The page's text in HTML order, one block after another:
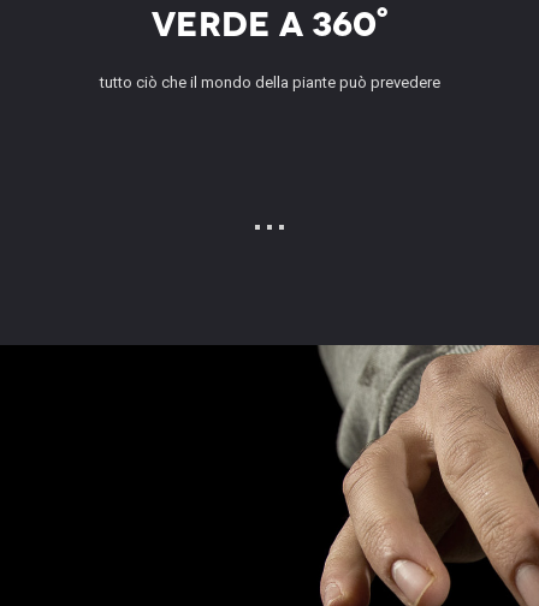
Verde a 360°
tutto ciò che il mondo della piante può prevedere